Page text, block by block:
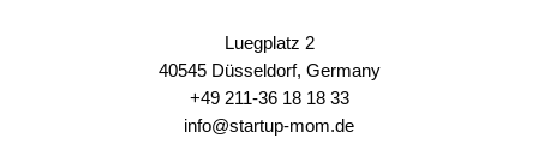
Luegplatz 2
40545 Düsseldorf, Germany
+49 211-36 18 18 33
info@startup-mom.de